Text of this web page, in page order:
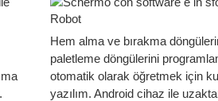
Hem alma ve bırakma
paletleme döngülerini
otomatik olarak öğretmek için
yazılım. Android cihaz ile